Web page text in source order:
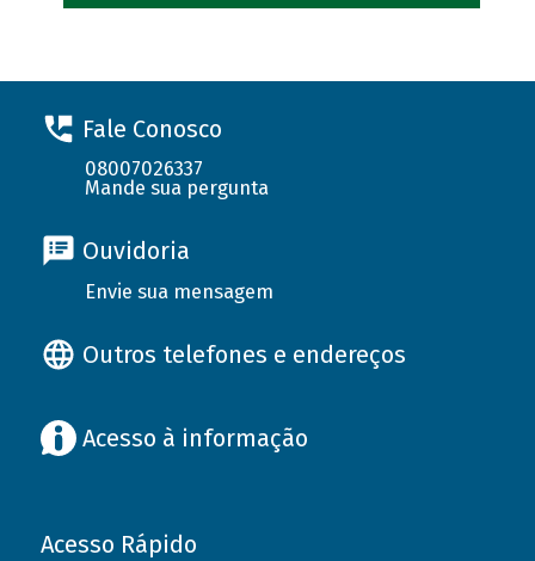
Fale Conosco
08007026337
Mande sua pergunta
Ouvidoria
Envie sua mensagem
Outros telefones e endereços
Acesso à informação
Acesso Rápido